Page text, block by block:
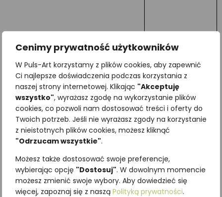
Cenimy prywatność użytkowników
W Puls-Art korzystamy z plików cookies, aby zapewnić
Ci najlepsze doświadczenia podczas korzystania z
naszej strony internetowej. Klikając "Akceptuję
wszystko", wyrażasz zgodę na wykorzystanie plików
cookies, co pozwoli nam dostosować treści i oferty do
Twoich potrzeb. Jeśli nie wyrażasz zgody na korzystanie
z nieistotnych plików cookies, możesz kliknąć
"Odrzucam wszystkie".
Możesz także dostosować swoje preferencje,
wybierając opcję "Dostosuj". W dowolnym momencie
możesz zmienić swoje wybory. Aby dowiedzieć się
więcej, zapoznaj się z naszą Polityką prywatności.
Najniższa cena z ostatnich 30
dni:65,00zł
SKU:Brak danych
Kategorie:
Pozostałe
Podobne produkty